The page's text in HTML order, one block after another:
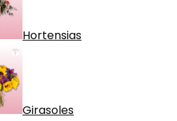
Hortensias
Girasoles